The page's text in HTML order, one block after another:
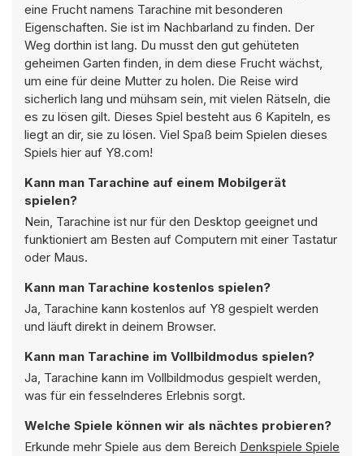
eine Frucht namens Tarachine mit besonderen
Eigenschaften. Sie ist im Nachbarland zu finden. Der
Weg dorthin ist lang. Du musst den gut gehüteten
geheimen Garten finden, in dem diese Frucht wächst,
um eine für deine Mutter zu holen. Die Reise wird
sicherlich lang und mühsam sein, mit vielen Rätseln, die
es zu lösen gilt. Dieses Spiel besteht aus 6 Kapiteln, es
liegt an dir, sie zu lösen. Viel Spaß beim Spielen dieses
Spiels hier auf Y8.com!
Kann man Tarachine auf einem Mobilgerät
spielen?
Nein, Tarachine ist nur für den Desktop geeignet und
funktioniert am Besten auf Computern mit einer Tastatur
oder Maus.
Kann man Tarachine kostenlos spielen?
Ja, Tarachine kann kostenlos auf Y8 gespielt werden
und läuft direkt in deinem Browser.
Kann man Tarachine im Vollbildmodus spielen?
Ja, Tarachine kann im Vollbildmodus gespielt werden,
was für ein fesselnderes Erlebnis sorgt.
Welche Spiele können wir als nächtes probieren?
Erkunde mehr Spiele aus dem Bereich Denkspiele Spiele